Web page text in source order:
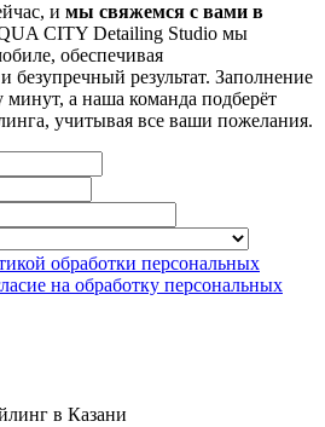
и мы свяжемся с вами в
CITY Detailing Studio мы
обеспечивая
безупречный результат. Заполнение
а наша команда подберёт
учитывая все ваши пожелания.
обработки персональных
на обработку персональных
в Казани